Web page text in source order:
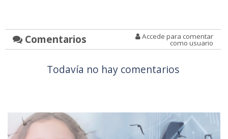
Comentarios Accede para comentar
como usuario
Todavía no hay comentarios